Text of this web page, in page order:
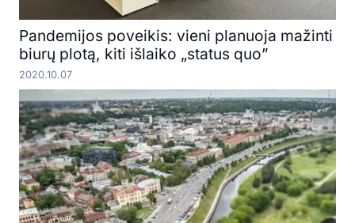
Pandemijos poveikis: vieni planuoja mažinti
biurų plotą, kiti išlaiko „status quo”
2020.10.07